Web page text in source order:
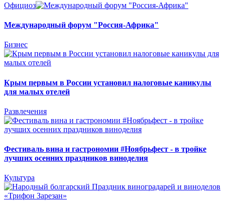
Официоз
Международный форум "Россия-Африка"
Бизнес
Крым первым в России установил налоговые каникулы
для малых отелей
Развлечения
Фестиваль вина и гастрономии #Ноябрьфест - в тройке
лучших осенних праздников виноделия
Культура